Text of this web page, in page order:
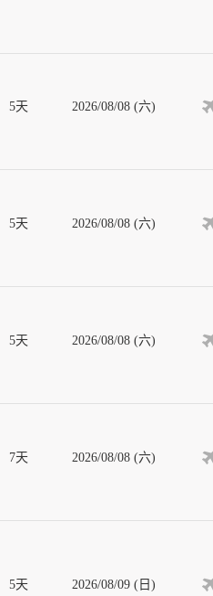
5天 2026/08/08 (六)
5天 2026/08/08 (六)
5天 2026/08/08 (六)
7天 2026/08/08 (六)
5天 2026/08/09 (日)